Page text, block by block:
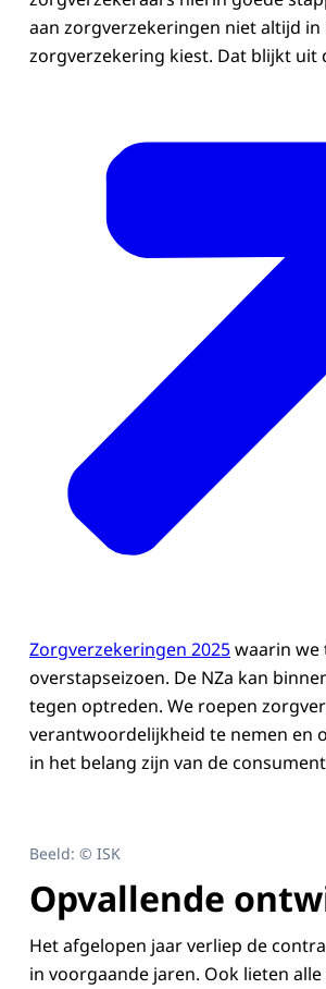
aan zorgverzekeringen niet altijd
zorgverzekering kiest. Dat blijkt uit
Zorgverzekeringen 2025waarin we
overstapseizoen. De NZa kan
tegen optreden. We roepen
verantwoordelijkheid te nemen en
in het belang zijn van de
Beeld: © ISK
Opvallende
Het afgelopen jaar verliep de
in voorgaande jaren. Ook lieten